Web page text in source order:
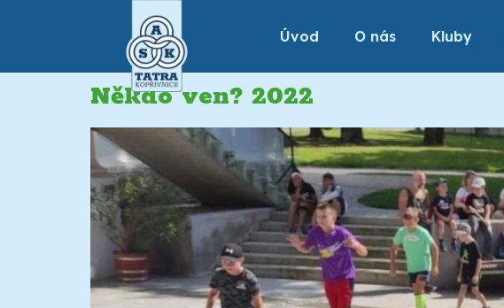
Úvod O nás Kluby
Někdo ven? 2022